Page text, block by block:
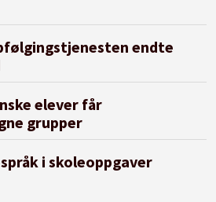
endte
elever får
grupper
i skoleoppgaver